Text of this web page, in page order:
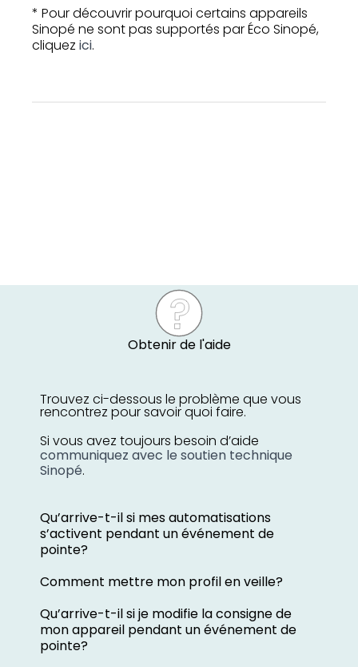
* Pour découvrir pourquoi certains appareils
Sinopé ne sont pas supportés par Éco Sinopé,
cliquez ici.
Obtenir de l'aide
Trouvez ci-dessous le problème que vous
rencontrez pour savoir quoi faire.
Si vous avez toujours besoin d’aide
communiquez avec le soutien technique
Sinopé.
Qu’arrive-t-il si mes automatisations
s’activent pendant un événement de
pointe?
Comment mettre mon profil en veille?
Qu’arrive-t-il si je modifie la consigne de
mon appareil pendant un événement de
pointe?